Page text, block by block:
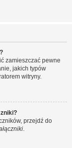
zamieszczać pewne
jakich typów
witryny.
przejdź do
.